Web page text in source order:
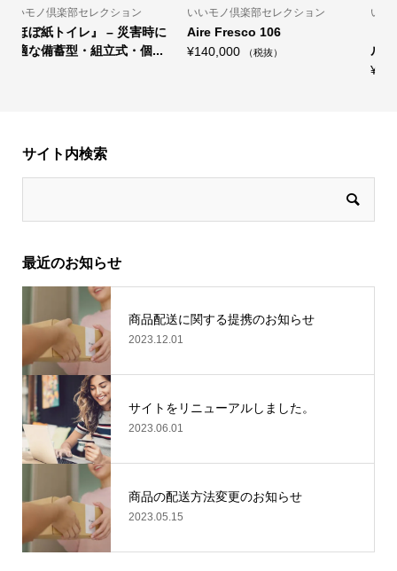
ノ倶楽部セレクション
106
（税抜）
いいモノ倶楽部セレクション
（自動おしぼり機）除菌タオ
ルディスペンサー「プール...
いいモノ
ルディ
1,150
サイト内検索
最近のお知らせ
商品配送に関する提携のお知らせ
2023.12.01
サイトをリニューアルしました。
2023.06.01
商品の配送方法変更のお知らせ
2023.05.15